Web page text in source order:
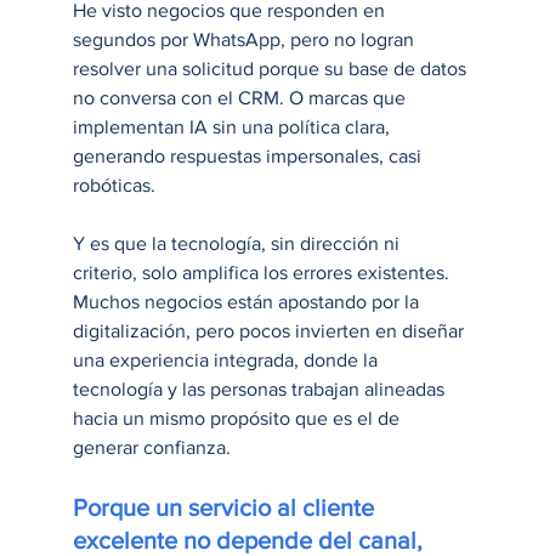
He visto negocios que responden en
segundos por WhatsApp, pero no logran
resolver una solicitud porque su base de datos
no conversa con el CRM. O marcas que
implementan IA sin una política clara,
generando respuestas impersonales, casi
robóticas.
Y es que la tecnología, sin dirección ni
criterio, solo amplifica los errores existentes.
Muchos negocios están apostando por la
digitalización, pero pocos invierten en diseñar
una experiencia integrada, donde la
tecnología y las personas trabajan alineadas
hacia un mismo propósito que es el de
generar confianza.
Porque un servicio al cliente
excelente no depende del canal,